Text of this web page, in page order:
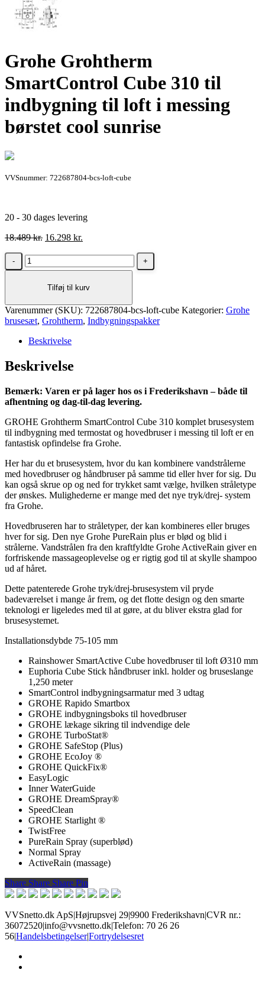
Grohe Grohtherm
SmartControl Cube 310 til
indbygning til loft i messing
børstet cool sunrise
VVSnummer: 722687804-bcs-loft-cube
20 - 30 dages levering
18.489kr. Den
pris
var:
16.298 kr.
pris
er:
Grohe
Grohtherm
til
indbygning
loft
messing
børstet
sunrise
antal
Tilføj til kurv
Varenummer (SKU): 722687804-bcs-loft-cube Kategorier: Grohe
brusesæt, Grohtherm, Indbygningspakker
Beskrivelse
Beskrivelse
Bemærk: Varen er på lager hos os i Frederikshavn – både til
afhentning og dag-til-dag levering.
GROHE Grohtherm SmartControl Cube 310 komplet brusesystem
til indbygning med termostat og hovedbruser i messing til loft er en
fantastisk opfindelse fra Grohe.
Her har du et brusesystem, hvor du kan kombinere vandstrålerne
med hovedbruser og håndbruser på samme tid eller hver for sig. Du
kan også skrue op og ned for trykket samt vælge, hvilken stråletype
der ønskes. Mulighederne er mange med det nye tryk/drej- system
fra Grohe.
Hovedbruseren har to stråletyper, der kan kombineres eller bruges
hver for sig. Den nye Grohe PureRain plus er blød og blid i
strålerne. Vandstrålen fra den kraftfyldte Grohe ActiveRain giver en
forfriskende massageoplevelse og er rigtig god til at skylle shampoo
ud af håret.
Dette patenterede Grohe tryk/drej-brusesystem vil pryde
badeværelset i mange år frem, og det flotte design og den smarte
teknologi er ligeledes med til at gøre, at du bliver ekstra glad for
brusesystemet.
Installationsdybde 75-105 mm
Rainshower SmartActive Cube hovedbruser til loft Ø310 mm
Euphoria Cube Stick håndbruser inkl. holder og bruseslange
1,250 meter
SmartControl indbygningsarmatur med 3 udtag
GROHE Rapido Smartbox
GROHE indbygningsboks til hovedbruser
GROHE lækage sikring til indvendige dele
GROHE TurboStat®
GROHE SafeStop (Plus)
GROHE EcoJoy ®
GROHE QuickFix®
EasyLogic
Inner WaterGuide
GROHE DreamSpray®
SpeedClean
GROHE Starlight ®
TwistFree
PureRain Spray (superblød)
Normal Spray
ActiveRain (massage)
Share
Share Share Share Pin
VVSnetto.dk ApS|Højrupsvej 29|9900 Frederikshavn|CVR nr.:
36072520|info@vvsnetto.dk|Telefon: 70 26 26
56|Handelsbetingelser|Fortrydelsesret